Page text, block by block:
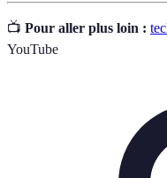
📺 Pour aller plus loin :
YouTube